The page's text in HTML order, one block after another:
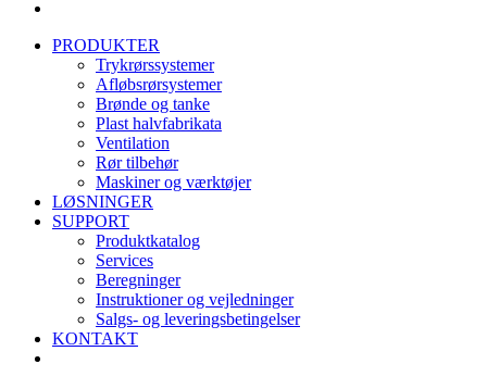
PRODUKTER
Trykrørssystemer
Afløbsrørsystemer
Brønde og tanke
Plast halvfabrikata
Ventilation
Rør tilbehør
Maskiner og værktøjer
LØSNINGER
SUPPORT
Produktkatalog
Services
Beregninger
Instruktioner og vejledninger
Salgs- og leveringsbetingelser
KONTAKT